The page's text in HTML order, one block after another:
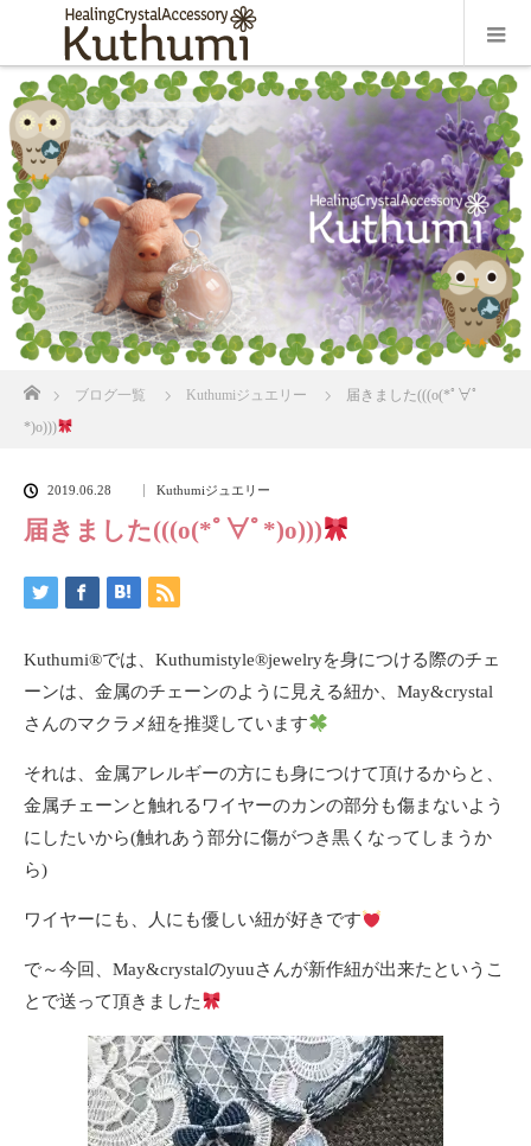
ブログ一覧 Kuthumiジュエリー
届きました(((o(*ﾟ∀ﾟ
*)o)))
2019.06.28 Kuthumiジュエリー
届きました(((o(*ﾟ∀ﾟ*)o)))
Kuthumi®️では、Kuthumistyle®️jewelryを身につける際のチェ
ーンは、金属のチェーンのように見える紐か、May&crystal
さんのマクラメ紐を推奨しています
それは、金属アレルギーの方にも身につけて頂けるからと、
金属チェーンと触れるワイヤーのカンの部分も傷まないよう
にしたいから(触れあう部分に傷がつき黒くなってしまうか
ら)
ワイヤーにも、人にも優しい紐が好きです
で～今回、May&crystalのyuuさんが新作紐が出来たというこ
とで送って頂きました